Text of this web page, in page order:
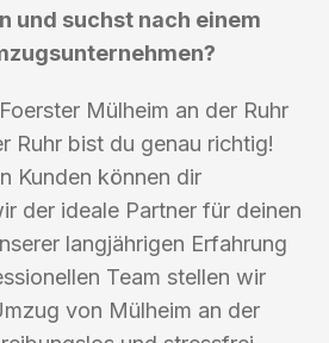
und suchst nach einem
Mülheim an der Ruhr
Ruhr bist du genau richtig!
Kunden können dir
der ideale Partner für deinen
langjährigen Erfahrung
Team stellen wir
von Mülheim an der